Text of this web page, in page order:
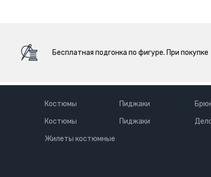
Бесплатная подгонка по фигуре. При покупке
Костюмы
Костюмы
Жилеты костюмные
Пиджаки
Пиджаки